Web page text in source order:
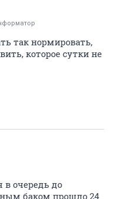
так нормировать,
которое сутки не
очередь до
баком прошло 24